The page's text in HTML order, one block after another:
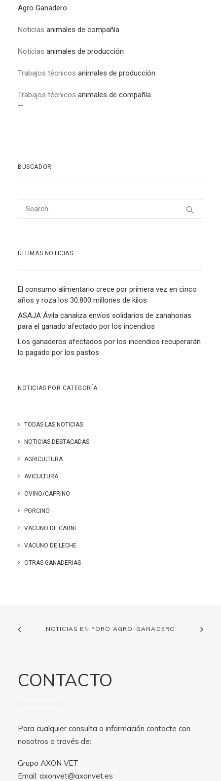
Agro Ganadero
Noticias animales de compañía
Noticias animales de producción
Trabajos técnicos animales de producción
Trabajos técnicos animales de compañía
—
BUSCADOR
ÚLTIMAS NOTICIAS
El consumo alimentario crece por primera vez en cinco
años y roza los 30.800 millones de kilos
ASAJA Ávila canaliza envíos solidarios de zanahorias
para el ganado afectado por los incendios
Los ganaderos afectados por los incendios recuperarán
lo pagado por los pastos
NOTICIAS POR CATEGORÍA
TODAS LAS NOTICIAS
NOTICIAS DESTACADAS
AGRICULTURA
AVICULTURA
OVINO/CAPRINO
PORCINO
VACUNO DE CARNE
VACUNO DE LECHE
OTRAS GANADERIAS
NOTICIAS EN FORO AGRO-GANADERO
CONTACTO
Para cualquier consulta o información contacte con
nosotros a través de:
Grupo AXON VET
Email: axonvet@axonvet.es